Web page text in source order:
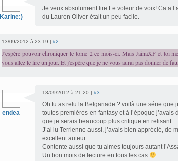
Karine:)
Je veux absolument lire Le voleur de voix! Ca a
du Lauren Oliver était un peu facile.
13/09/2012 à 23:19 | #2
J'espère pouvoir chroniquer le tome 2 ce mois-ci. Mais JainaXF et toi
vous allez le lire un jour. Et j'espère que je ne vous aurai pas donner de
endea
13/09/2012 à 21:20 | #3
Oh tu as relu la Belgariade ? voilà une série que
toutes premières en fantasy et à l’époque
que je serais beaucoup plus critique en relisant.
J’ai lu Terrienne aussi, j’avais bien apprécié, de
excellent auteur.
Contente aussi que tu aimes toujours autant
Un bon mois de lecture en tous les cas